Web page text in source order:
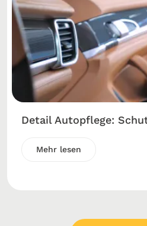
Detail Autopflege:
Mehr lesen